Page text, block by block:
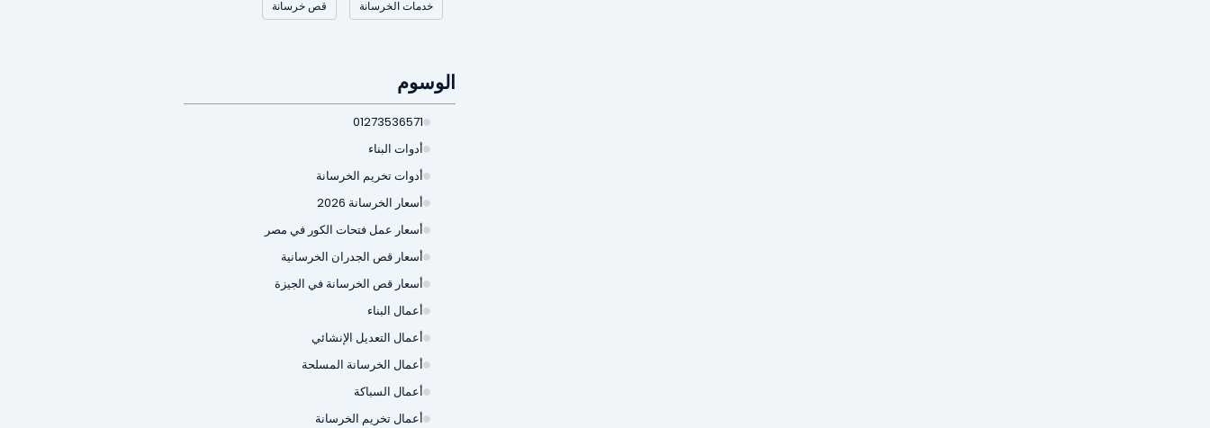
خدمات الخرسانة قص خرسانة
الوسوم
01273536571
أدوات البناء
أدوات تخريم الخرسانة
أسعار الخرسانة 2026
أسعار عمل فتحات الكور في مصر
أسعار قص الجدران الخرسانية
أسعار قص الخرسانة في الجيزة
أعمال البناء
أعمال التعديل الإنشائي
أعمال الخرسانة المسلحة
أعمال السباكة
أعمال تخريم الخرسانة